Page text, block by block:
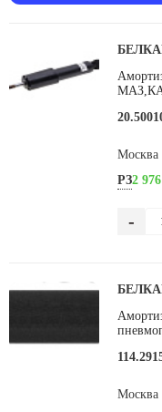
Москва
РЗ2
-
Москва